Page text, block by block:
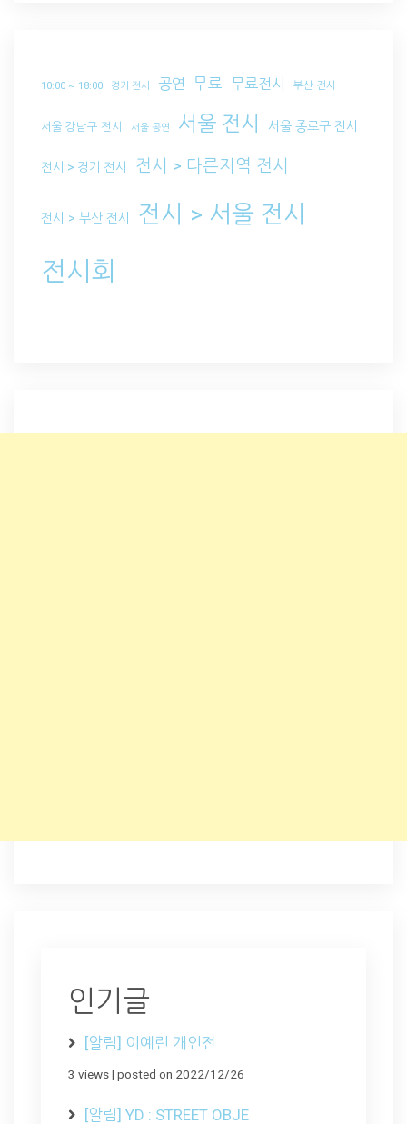
10:00 ~ 18:00 경기 전시 공연 무료 무료전시 부산 전시
서울 강남구 전시 서울 공연 서울 전시 서울 종로구 전시
전시 > 경기 전시 전시 > 다른지역 전시
전시 > 부산 전시 전시 > 서울 전시
전시회
인기글
[알림] 이예린 개인전
3 views| posted on 2022/12/26
[알림] YD : STREET OBJE